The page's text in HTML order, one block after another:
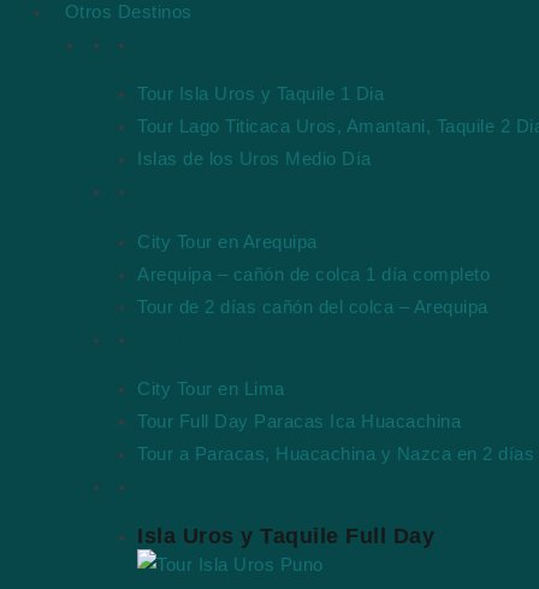
Otros Destinos
Tour Isla Uros y Taquile 1 Dia
Tour Lago Titicaca Uros, Amantani, Taquile 2
Islas de los Uros Medio Día
City Tour en Arequipa
Arequipa – cañón de colca 1 día completo
Tour de 2 días cañón del colca – Arequipa
City Tour en Lima
Tour Full Day Paracas Ica Huacachina
Tour a Paracas, Huacachina y Nazca en 2 días
Isla Uros y Taquile Full Day